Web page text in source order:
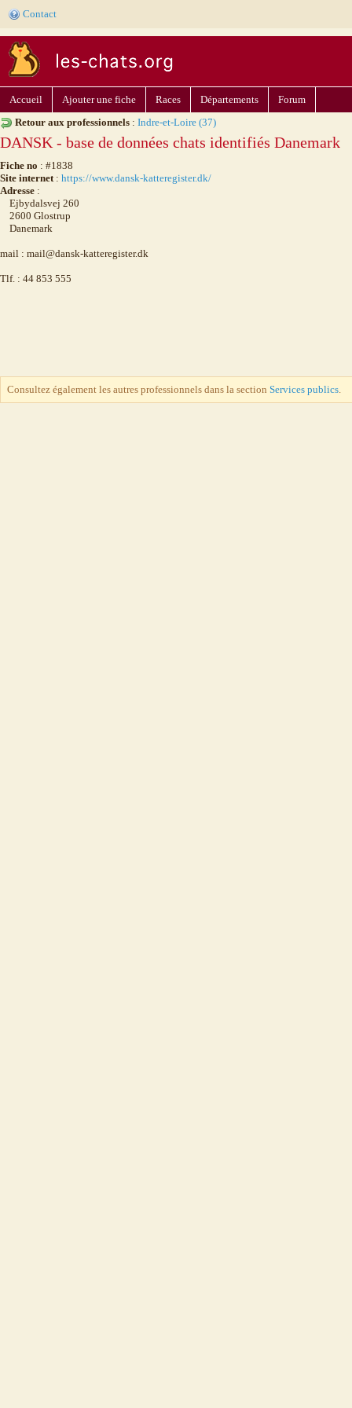
Contact
Accueil Ajouter une fiche Races Départements
Forum
Retour aux professionnels : Indre-et-Loire (37)
DANSK - base de données chats identifiés Danemark
Fiche no : #1838
Site internet: https://www.dansk-katteregister.dk/
Adresse :
Ejbydalsvej 260
2600 Glostrup
Danemark
mail : mail@dansk-katteregister.dk
Tlf. : 44 853 555
Consultez également les autres professionnels dans la section Services publics.